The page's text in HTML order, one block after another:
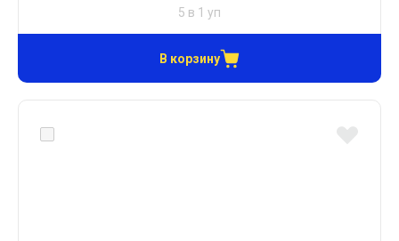
5 в 1 уп
В корзину